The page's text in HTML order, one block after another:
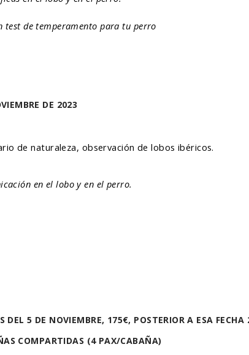
test de temperamento para tu perro
DE 2023
de naturaleza, observación de lobos ibéricos.
en el lobo y en el perro.
DEL 5 DE NOVIEMBRE, 175€, POSTERIOR A ESA FECHA
COMPARTIDAS (4 PAX/CABAÑA)